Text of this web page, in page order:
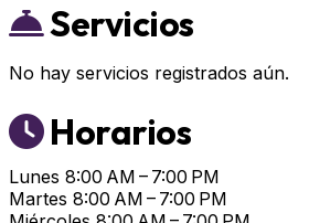
Servicios
No hay servicios registrados aún.
Horarios
Lunes 8:00 AM – 7:00 PM
Martes 8:00 AM – 7:00 PM